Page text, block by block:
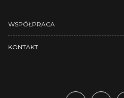
WSPÓŁPRACA
KONTAKT